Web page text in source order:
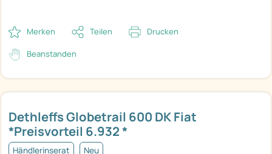
Dethleffs Globetrail 600 DK Fiat
*Preisvorteil 6.932 *
Händlerinserat Neu
Merken Teilen Drucken
Beanstanden